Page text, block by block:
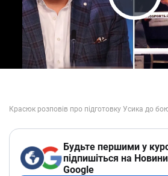
Play
Будьте першими у
підпишіться на
Google